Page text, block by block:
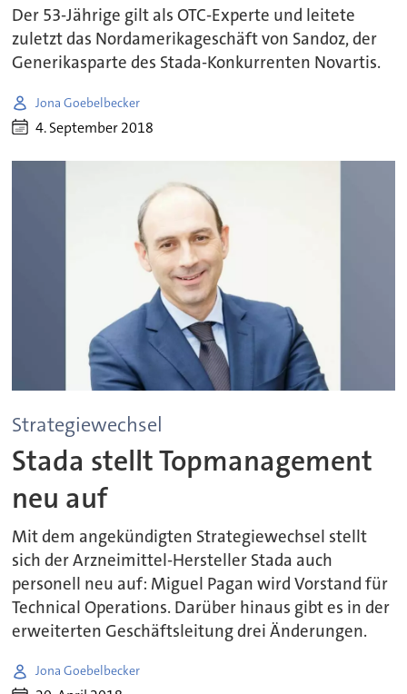
Der 53-Jährige gilt als OTC-Experte und leitete
zuletzt das Nordamerikageschäft von Sandoz, der
Generikasparte des Stada-Konkurrenten Novartis.
Jona Goebelbecker
4. September 2018
Strategiewechsel
Stada stellt Topmanagement
neu auf
Mit dem angekündigten Strategiewechsel stellt
sich der Arzneimittel-Hersteller Stada auch
personell neu auf: Miguel Pagan wird Vorstand für
Technical Operations. Darüber hinaus gibt es in der
erweiterten Geschäftsleitung drei Änderungen.
Jona Goebelbecker